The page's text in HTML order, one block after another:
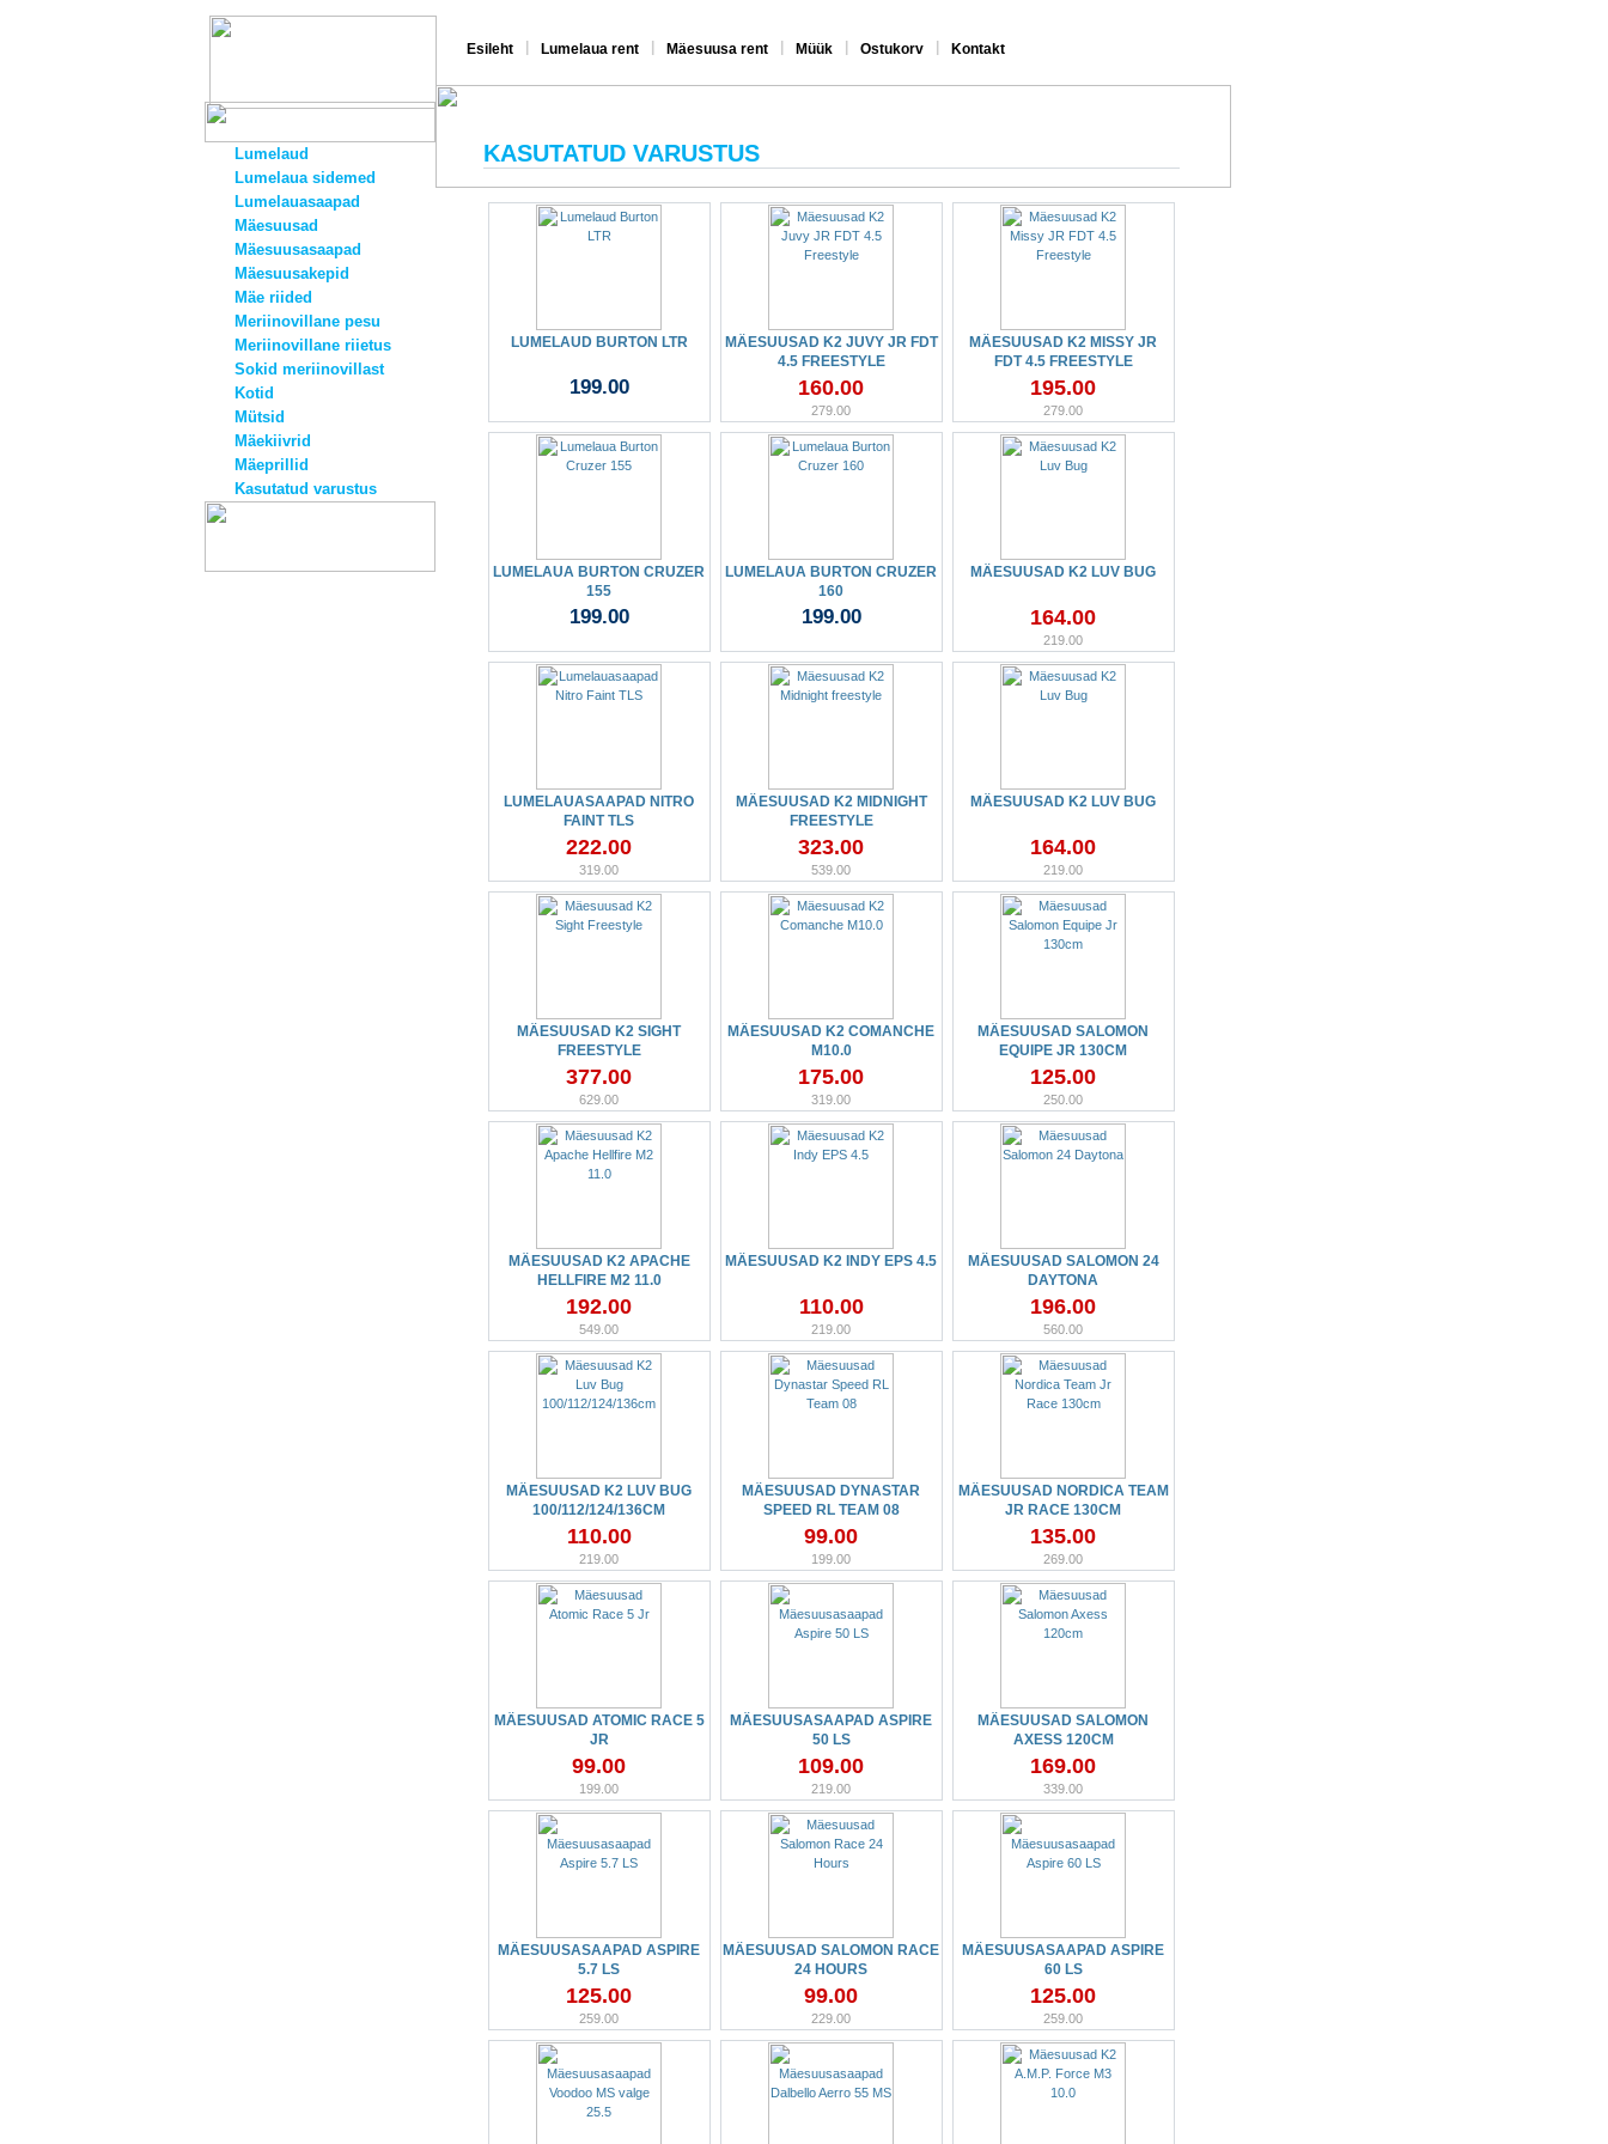
Esileht Lumelaua rent Mäesuusa rent Müük Ostukorv Kontakt
Lumelaud
Lumelaua sidemed
Lumelauasaapad
Mäesuusad
Mäesuusasaapad
Mäesuusakepid
Mäe riided
Meriinovillane pesu
Meriinovillane riietus
Sokid meriinovillast
Kotid
Mütsid
Mäekiivrid
Mäeprillid
Kasutatud varustus
KASUTATUD VARUSTUS
LUMELAUD BURTON LTR
199.00
MÄESUUSAD K2 JUVY JR FDT
4.5 FREESTYLE
160.00
279.00
MÄESUUSAD K2 MISSY JR
FDT 4.5 FREESTYLE
195.00
279.00
LUMELAUA BURTON CRUZER
155
199.00
LUMELAUA BURTON CRUZER
160
199.00
MÄESUUSAD K2 LUV BUG
164.00
219.00
LUMELAUASAAPAD NITRO
FAINT TLS
222.00
319.00
MÄESUUSAD K2 MIDNIGHT
FREESTYLE
323.00
539.00
MÄESUUSAD K2 LUV BUG
164.00
219.00
MÄESUUSAD K2 SIGHT
FREESTYLE
377.00
629.00
MÄESUUSAD K2 COMANCHE
M10.0
175.00
319.00
MÄESUUSAD SALOMON
EQUIPE JR 130CM
125.00
250.00
MÄESUUSAD K2 APACHE
HELLFIRE M2 11.0
192.00
549.00
MÄESUUSAD K2 INDY EPS 4.5
110.00
219.00
MÄESUUSAD SALOMON 24
DAYTONA
196.00
560.00
MÄESUUSAD K2 LUV BUG
100/112/124/136CM
110.00
219.00
MÄESUUSAD DYNASTAR
SPEED RL TEAM 08
99.00
199.00
MÄESUUSAD NORDICA TEAM
JR RACE 130CM
135.00
269.00
MÄESUUSAD ATOMIC RACE 5
JR
99.00
199.00
MÄESUUSASAAPAD ASPIRE
50 LS
109.00
219.00
MÄESUUSAD SALOMON
AXESS 120CM
169.00
339.00
MÄESUUSASAAPAD ASPIRE
5.7 LS
125.00
259.00
MÄESUUSAD SALOMON RACE
24 HOURS
99.00
229.00
MÄESUUSASAAPAD ASPIRE
60 LS
125.00
259.00